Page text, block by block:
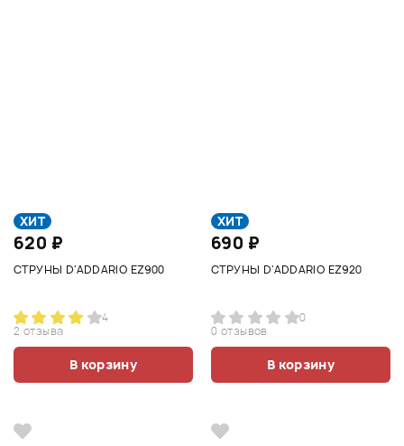
ХИТ
620 ₽
СТРУНЫ D'ADDARIO EZ900
4
2 отзыва
В корзину
ХИТ
690 ₽
СТРУНЫ D'ADDARIO EZ920
0
0 отзывов
В корзину